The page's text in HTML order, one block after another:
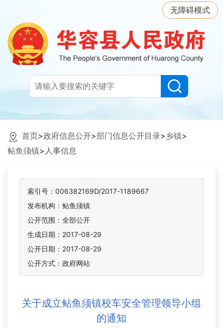
无障碍模式
首页>政府信息公开>部门信息公开目录> 乡镇>
鲇鱼须镇> 人事信息
索引号：006382169D/2017-1189667
发布机构：鲇鱼须镇
公开范围：全部公开
生成日期：2017-08-29
公开日期：2017-08-29
公开方式：政府网站
关于成立鲇鱼须镇校车安全管理领导小组
的通知